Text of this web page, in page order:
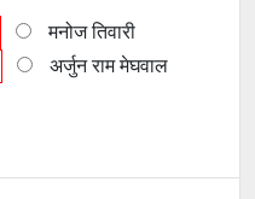
मनोज तिवारी
अर्जुन राम मेघवाल